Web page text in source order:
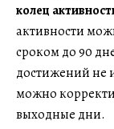
колец
активности
сроком до 90
достижений не
можно
выходные дни.